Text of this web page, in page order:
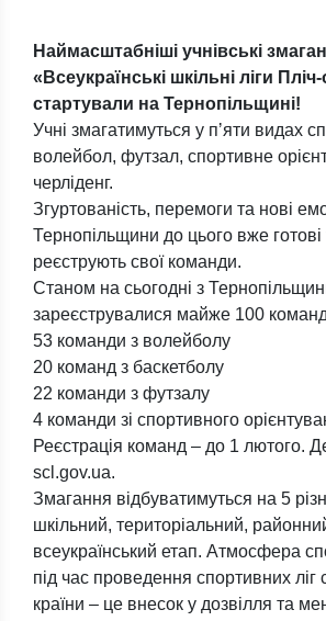
Наймасштабніші учнівські
«Всеукраїнські шкільні ліги
стартували на Тернопільщині!
Учні змагатимуться у пʼяти видах
волейбол, футзал, спортивне
черліденг.
Згуртованість, перемоги та нові
Тернопільщини до цього вже готові
реєструють свої команди.
Станом на сьогодні з
зареєструвалися майже 100
53 команди з волейболу
20 команд з баскетболу
22 команди з футзалу
4 команди зі спортивного
Реєстрація команд – до 1 лютого.
scl.gov.ua.
Змагання відбуватимуться на 5
шкільний, територіальний,
всеукраїнський етап. Атмосфера
під час проведення спортивних ліг
країни – це внесок у дозвілля та